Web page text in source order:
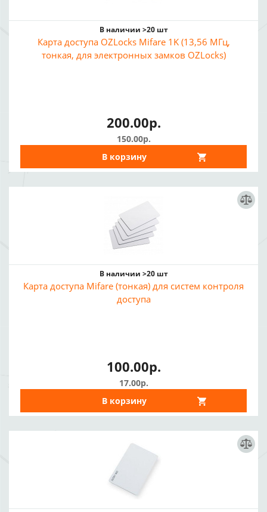
В наличии >20 шт
Карта доступа OZLocks Mifare 1K (13,56 МГц,
тонкая, для электронных замков OZLocks)
200.00р.
150.00р.
В корзину
В наличии >20 шт
Карта доступа Mifare (тонкая) для систем контроля
доступа
100.00р.
17.00р.
В корзину